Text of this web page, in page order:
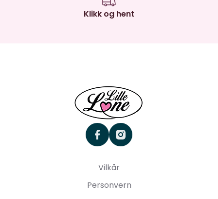
Klikk og hent
facebookinstagram
Vilkår
Personvern